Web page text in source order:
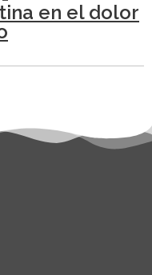
en el dolor